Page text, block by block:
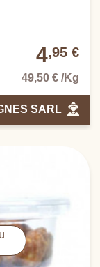
4,95 €
49,50 € /Kg
SARL